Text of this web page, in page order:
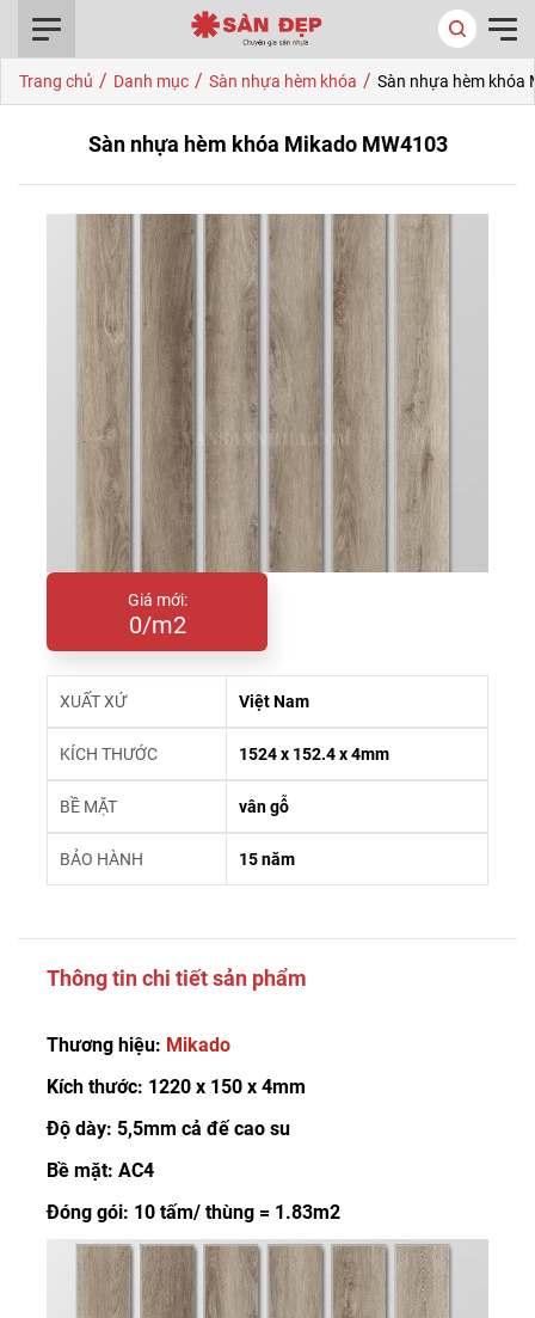
Trang chủ / Danh mục / Sàn nhựa hèm khóa / Sàn nhựa hèm khóa
Sàn nhựa hèm khóa Mikado MW4103
Giá mới:
0/m2
XUẤT XỨ Việt Nam
KÍCH THƯỚC 1524 x 152.4 x 4mm
BỀ MẶT vân gỗ
BẢO HÀNH 15 năm
Thông tin chi tiết sản phẩm
Thương hiệu: Mikado
Kích thước: 1220 x 150 x 4mm
Độ dày: 5,5mm cả đế cao su
Bề mặt: AC4
Đóng gói: 10 tấm/ thùng = 1.83m2